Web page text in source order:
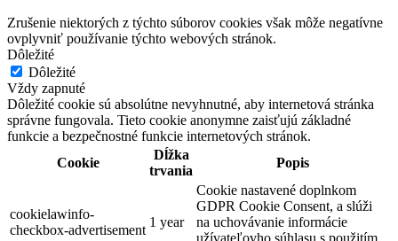
Zrušenie niektorých z týchto súborov cookies však môže negatívne
ovplyvniť používanie týchto webových stránok.
Dôležité
Dôležité
Vždy zapnuté
Dôležité cookie sú absolútne nevyhnutné, aby internetová stránka
správne fungovala. Tieto cookie anonymne zaisťujú základné
funkcie a bezpečnostné funkcie internetových stránok.
Cookie
Dĺžka
trvania
Popis
cookielawinfo-
checkbox-advertisement
1 year
Cookie nastavené doplnkom
GDPR Cookie Consent, a slúži
na uchovávanie informácie